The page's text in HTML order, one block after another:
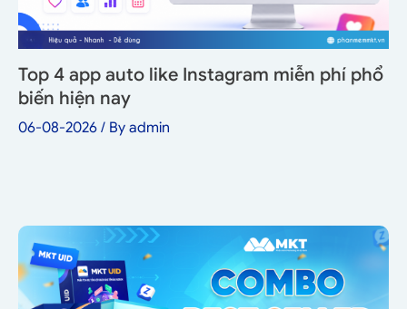
Top 4 app auto like Instagram miễn phí phổ
biến hiện nay
06-08-2026 / By admin